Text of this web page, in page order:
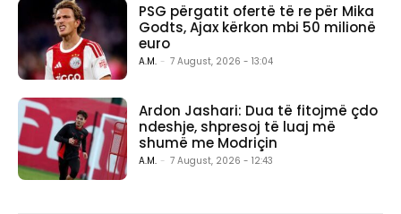
PSG përgatit ofertë të re për Mika
Godts, Ajax kërkon mbi 50 milionë
euro
A.M. - 7 August, 2026 - 13:04
Ardon Jashari: Dua të fitojmë çdo
ndeshje, shpresoj të luaj më
shumë me Modriçin
A.M. - 7 August, 2026 - 12:43